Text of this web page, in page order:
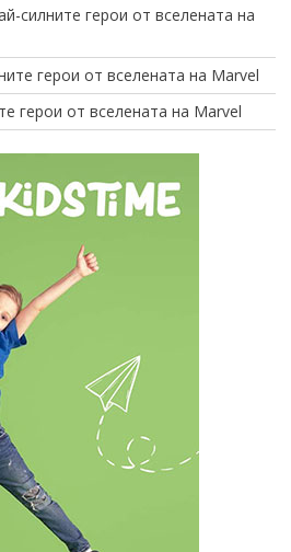
силните герои от вселената на
герои от вселената на Marvel
герои от вселената на Marvel